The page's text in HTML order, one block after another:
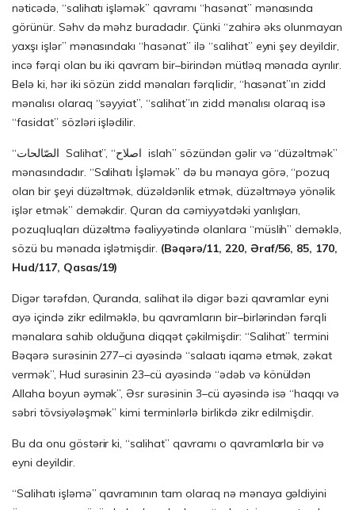
nəticədə, “salihatı işləmək” qavramı “hasənat” mənasında
görünür. Səhv də məhz buradadır. Çünki “zahirə əks olunmayan
yaxşı işlər” mənasındakı “hasənat” ilə “salihat” eyni şey deyildir,
incə fərqi olan bu iki qavram bir–birindən mütləq mənada ayrılır.
Belə ki, hər iki sözün zidd mənaları fərqlidir, “hasənat”ın zidd
mənalısı olaraq “səyyiat”, “salihat”ın zidd mənalısı olaraq isə
“fasidat” sözləri işlədilir.
“الصّالحات Salihat”, “اصلاح islah” sözündən gəlir və “düzəltmək”
mənasındadır. “Salihatı İşləmək” də bu mənaya görə, “pozuq
olan bir şeyi düzəltmək, düzəldənlik etmək, düzəltməyə yönəlik
işlər etmək” deməkdir. Quran da cəmiyyətdəki yanlışları,
pozuqluqları düzəltmə fəaliyyətində olanlara “müslih” deməklə,
sözü bu mənada işlətmişdir. (Bəqərə/11, 220, Əraf/56, 85, 170,
Hud/117, Qasas/19)
Digər tərəfdən, Quranda, salihat ilə digər bəzi qavramlar eyni
ayə içində zikr edilməklə, bu qavramların bir–birlərindən fərqli
mənalara sahib olduğuna diqqət çəkilmişdir: “Salihat” termini
Bəqərə surəsinin 277–ci ayəsində “salaatı iqamə etmək, zəkat
vermək”, Hud surəsinin 23–cü ayəsində “ədəb və könüldən
Allaha boyun əymək”, Əsr surəsinin 3–cü ayəsində isə “haqqı və
səbri tövsiyələşmək” kimi terminlərlə birlikdə zikr edilmişdir.
Bu da onu göstərir ki, “salihat” qavramı o qavramlarla bir və
eyni deyildir.
“Salihatı işləmə” qavramının tam olaraq nə mənaya gəldiyini